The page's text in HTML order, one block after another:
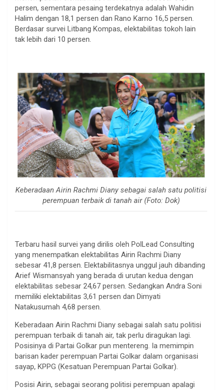
persen, sementara pesaing terdekatnya adalah Wahidin
Halim dengan 18,1 persen dan Rano Karno 16,5 persen.
Berdasar survei Litbang Kompas, elektabilitas tokoh lain
tak lebih dari 10 persen.
Keberadaan Airin Rachmi Diany sebagai salah satu politisi
perempuan terbaik di tanah air (Foto: Dok)
Terbaru hasil survei yang dirilis oleh PolLead Consulting
yang menempatkan elektabilitas Airin Rachmi Diany
sebesar 41,8 persen. Elektabilitasnya unggul jauh dibanding
Arief Wismansyah yang berada di urutan kedua dengan
elektabilitas sebesar 24,67 persen. Sedangkan Andra Soni
memiliki elektabilitas 3,61 persen dan Dimyati
Natakusumah 4,68 persen.
Keberadaan Airin Rachmi Diany sebagai salah satu politisi
perempuan terbaik di tanah air, tak perlu diragukan lagi.
Posisinya di Partai Golkar pun mentereng. Ia memimpin
barisan kader perempuan Partai Golkar dalam organisasi
sayap, KPPG (Kesatuan Perempuan Partai Golkar).
Posisi Airin, sebagai seorang politisi perempuan apalagi